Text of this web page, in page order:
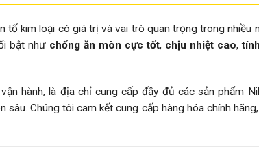
tố kim loại có giá trị và vai trò quan trọng trong nhiều
bật như chống ăn mòn cực tốt, chịu nhiệt cao,
vận hành, là địa chỉ cung cấp đầy đủ các sản phẩm
Chúng tôi cam kết cung cấp hàng hóa chính